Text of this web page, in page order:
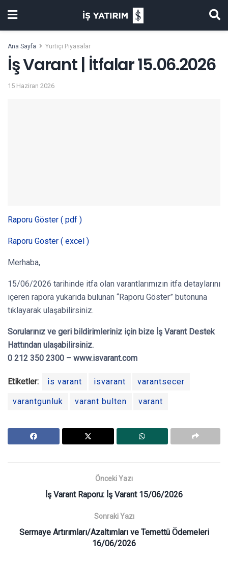
Ana Sayfa Yurtiçi Piyasalar
İş Varant | İtfalar 15.06.2026
15 Haziran 2026
Raporu Göster ( pdf )
Raporu Göster ( excel )
Merhaba,
15/06/2026 tarihinde itfa olan varantlarımızın itfa detaylarını
içeren rapora yukarıda bulunan “Raporu Göster” butonuna
tıklayarak ulaşabilirsiniz.
Sorularınız ve geri bildirimleriniz için bize İş Varant Destek
Hattından ulaşabilirsiniz.
0 212 350 2300 – www.isvarant.com
Etiketler: is varant isvarant varantsecer
varantgunluk varant bulten varant
Önceki Yazı
İş Varant Raporu: İş Varant 15/06/2026
Sonraki Yazı
Sermaye Artırımları/Azaltımları ve Temettü Ödemeleri
16/06/2026